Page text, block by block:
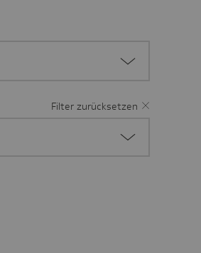
Filter zurücksetzen